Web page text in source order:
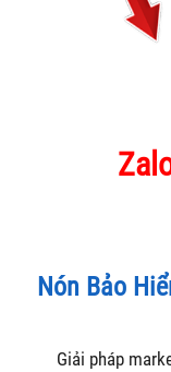
Nón Bảo
Giải pháp